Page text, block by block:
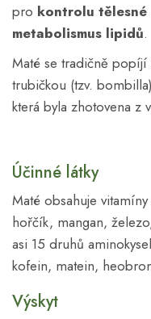
pro kontrolu tělesné
metabolismus lipidů.
Maté se tradičně
trubičkou (tzv.
která byla zhotovena z
Účinné látky
Maté obsahuje
hořčík, mangan,
asi 15 druhů
kofein, matein,
Výskyt